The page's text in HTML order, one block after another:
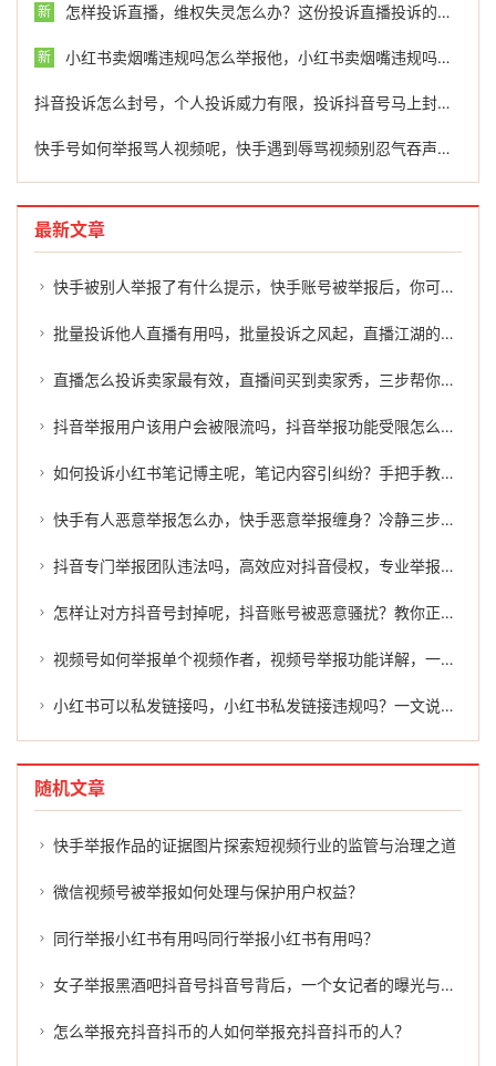
新 怎样投诉直播，维权失灵怎么办？这份投诉直播投诉的反杀指南请收好
新 小红书卖烟嘴违规吗怎么举报他，小红书卖烟嘴违规吗？举报方法和专业处理建议
抖音投诉怎么封号，个人投诉威力有限，投诉抖音号马上封号只是幻想，专业协助才是关键
快手号如何举报骂人视频呢，快手遇到辱骂视频别忍气吞声，官方举报加第三方协助让你快速维权
最新文章
快手被别人举报了有什么提示，快手账号被举报后，你可能会收到这几种通知，内附应对方案
批量投诉他人直播有用吗，批量投诉之风起，直播江湖的明枪与暗箭
直播怎么投诉卖家最有效，直播间买到卖家秀，三步帮你高效维权
抖音举报用户该用户会被限流吗，抖音举报功能受限怎么办？冷静应对，维权之路不止一条
如何投诉小红书笔记博主呢，笔记内容引纠纷？手把手教你如何正确投诉小红书博主
快手有人恶意举报怎么办，快手恶意举报缠身？冷静三步走，必要时寻求专业助力
抖音专门举报团队违法吗，高效应对抖音侵权，专业举报团队的幕后力量
怎样让对方抖音号封掉呢，抖音账号被恶意骚扰？教你正规维权途径，保护自己远离网络暴力
视频号如何举报单个视频作者，视频号举报功能详解，一个按键或许不够，专业团队能帮你走完最后一公里
小红书可以私发链接吗，小红书私发链接违规吗？一文说清规则与举报指南
随机文章
快手举报作品的证据图片探索短视频行业的监管与治理之道
微信视频号被举报如何处理与保护用户权益？
同行举报小红书有用吗同行举报小红书有用吗？
女子举报黑酒吧抖音号抖音号背后，一个女记者的曝光与揭露
怎么举报充抖音抖币的人如何举报充抖音抖币的人？